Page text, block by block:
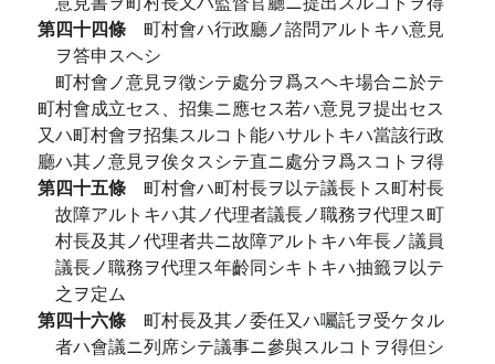
第四十四條 町村會ハ行政廳ノ諮問アルトキハ意見
ヲ答申スヘシ
町村會ノ意見ヲ徵シテ處分ヲ爲スヘキ場合ニ於テ
町村會成立セス、招集ニ應セス若ハ意見ヲ提出セス
又ハ町村會ヲ招集スルコト能ハサルトキハ當該行政
廳ハ其ノ意見ヲ俟タスシテ直ニ處分ヲ爲スコトヲ得
第四十五條 町村會ハ町村長ヲ以テ議長トス町村長
故障アルトキハ其ノ代理者議長ノ職務ヲ代理ス町
村長及其ノ代理者共ニ故障アルトキハ年長ノ議員
議長ノ職務ヲ代理ス年齡同シキトキハ抽籤ヲ以テ
之ヲ定ム
第四十六條 町村長及其ノ委任又ハ囑託ヲ受ケタル
者ハ會議ニ列席シテ議事ニ參與スルコトヲ得但シ